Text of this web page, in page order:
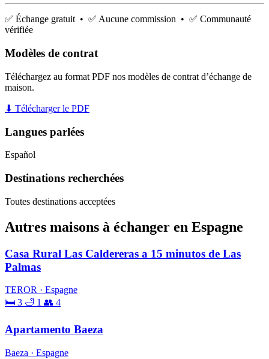
✅ Échange gratuit • ✅ Aucune commission • ✅ Communauté
vérifiée
Modèles de contrat
Téléchargez au format PDF nos modèles de contrat d’échange de
maison.
⬇ Télécharger le PDF
Langues parlées
Español
Destinations recherchées
Toutes destinations acceptées
Autres maisons à échanger en Espagne
Casa Rural Las Caldereras a 15 minutos de Las
Palmas
TEROR · Espagne
🛏 3 🛁 1 👥 4
Apartamento Baeza
Baeza · Espagne